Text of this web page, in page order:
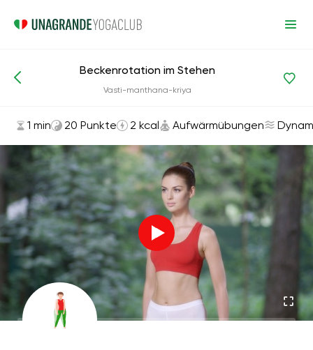
Asanas und Übungen Aufwärmübungen
Beckenrotation im Stehen
Vasti-manthana-kriya
1 min 20 Punkte 2 kcal Aufwärmübungen